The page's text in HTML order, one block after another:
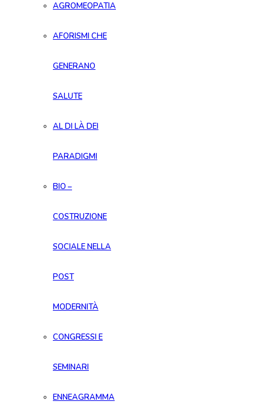
AGROMEOPATIA
AFORISMI CHE
GENERANO
SALUTE
AL DI LÀ DEI
PARADIGMI
BIO –
COSTRUZIONE
SOCIALE NELLA
POST
MODERNITÀ
CONGRESSI E
SEMINARI
ENNEAGRAMMA